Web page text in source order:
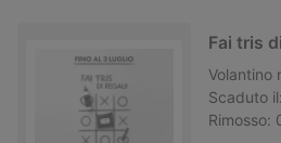
Fai tris
Volantino
Scaduto il:
Rimosso: